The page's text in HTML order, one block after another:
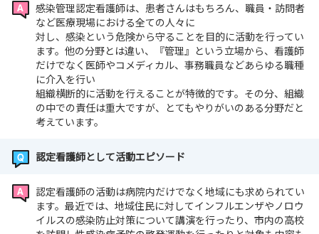
感染管理認定看護師は、患者さんはもちろん、職員・訪問者
など医療現場における全ての人々に
対し、感染という危険から守ることを目的に活動を行ってい
ます。他の分野とは違い、『管理』という立場から、看護師
だけでなく医師やコメディカル、事務職員などあらゆる職種
に介入を行い
組織横断的に活動を行えることが特徴的です。その分、組織
の中での責任は重大ですが、とてもやりがいのある分野だと
考えています。
認定看護師として活動エピソード
認定看護師の活動は病院内だけでなく地域にも求められてい
ます。最近では、地域住民に対してインフルエンザやノロウ
イルスの感染防止対策について講演を行ったり、市内の高校